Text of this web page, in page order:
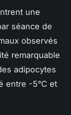
une
séance de
observés
remarquable
adipocytes
entre -5°C et